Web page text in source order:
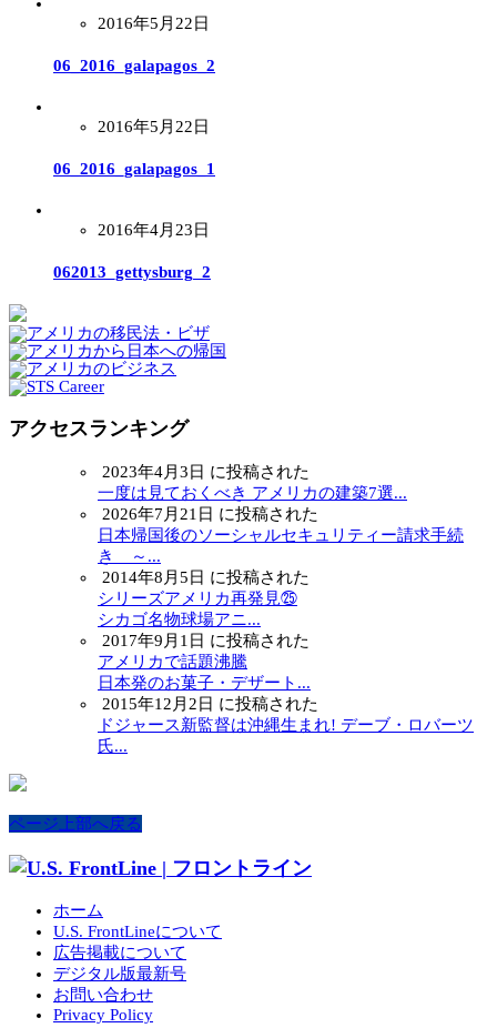
2016年5月22日
06_2016_galapagos_2
2016年5月22日
06_2016_galapagos_1
2016年4月23日
062013_gettysburg_2
アクセスランキング
2023年4月3日 に投稿された
一度は見ておくべき アメリカの建築7選...
2026年7月21日 に投稿された
日本帰国後のソーシャルセキュリティー請求手続
き ～...
2014年8月5日 に投稿された
シリーズアメリカ再発見㉕
シカゴ名物球場アニ...
2017年9月1日 に投稿された
アメリカで話題沸騰
日本発のお菓子・デザート...
2015年12月2日 に投稿された
ドジャース新監督は沖縄生まれ! デーブ・ロバーツ
氏...
ページ上部へ戻る
ホーム
U.S. FrontLineについて
広告掲載について
デジタル版最新号
お問い合わせ
Privacy Policy